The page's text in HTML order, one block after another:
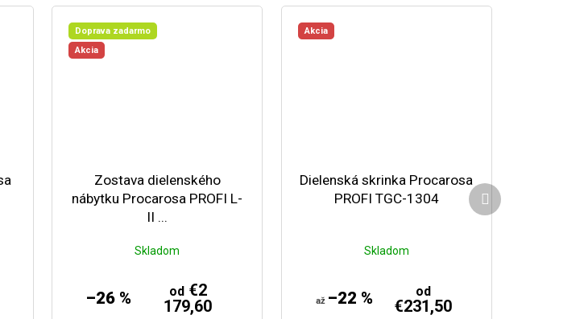
Doprava zadarmo
Akcia
Zostava dielenského
nábytku Procarosa PROFI L-
II ...
Skladom
–26 % od€2
179,60
Akcia
Dielenská skrinka Procarosa
PROFI TGC-1304
Skladom
až –22 % od
€231,50
Ďalší produkt